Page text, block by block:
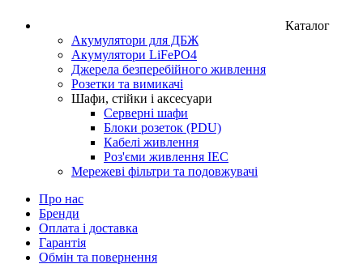
Каталог
Акумулятори для ДБЖ
Акумулятори LiFePO4
Джерела безперебійного живлення
Розетки та вимикачі
Шафи, стійки і аксесуари
Серверні шафи
Блоки розеток (PDU)
Кабелі живлення
Роз'єми живлення IEC
Мережеві фільтри та подовжувачі
Про нас
Бренди
Оплата і доставка
Гарантія
Обмін та повернення